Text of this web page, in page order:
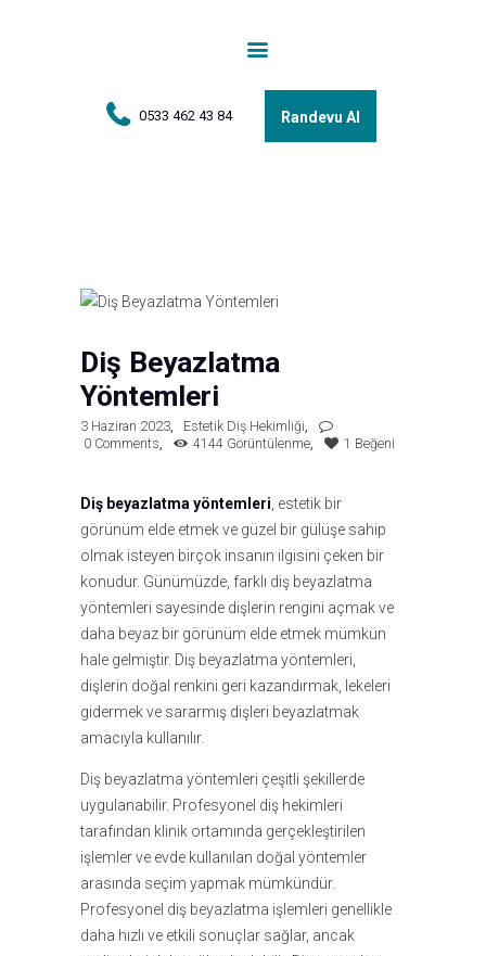
0533 462 43 84 Randevu Al
Hakkımda
Diş Beyazlatma
Yöntemleri
3 Haziran 2023
Estetik Diş Hekimliği
0 Comments 4144 Görüntülenme 1 Beğeni
Diş beyazlatma yöntemleri, estetik bir
görünüm elde etmek ve güzel bir gülüşe sahip
olmak isteyen birçok insanın ilgisini çeken bir
konudur. Günümüzde, farklı diş beyazlatma
yöntemleri sayesinde dişlerin rengini açmak ve
daha beyaz bir görünüm elde etmek mümkün
hale gelmiştir. Diş beyazlatma yöntemleri,
dişlerin doğal renkini geri kazandırmak, lekeleri
gidermek ve sararmış dişleri beyazlatmak
amacıyla kullanılır.
Diş beyazlatma yöntemleri çeşitli şekillerde
uygulanabilir. Profesyonel diş hekimleri
tarafından klinik ortamında gerçekleştirilen
işlemler ve evde kullanılan doğal yöntemler
arasında seçim yapmak mümkündür.
Profesyonel diş beyazlatma işlemleri genellikle
daha hızlı ve etkili sonuçlar sağlar, ancak